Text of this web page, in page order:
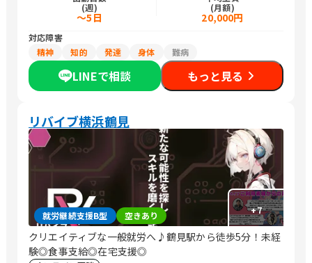
(週)
～5日
(月額)
20,000円
対応障害
精神
知的 発達 身体 難病
LINEで相談 もっと見る
リバイブ横浜鶴見
+7
就労継続支援B型 空きあり
クリエイティブな一般就労へ♪鶴見駅から徒歩5分！未経
験◎食事支給◎在宅支援◎